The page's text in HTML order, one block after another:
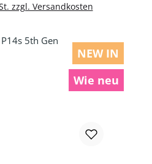
zzgl. Versandkosten
NEW IN
Wie neu